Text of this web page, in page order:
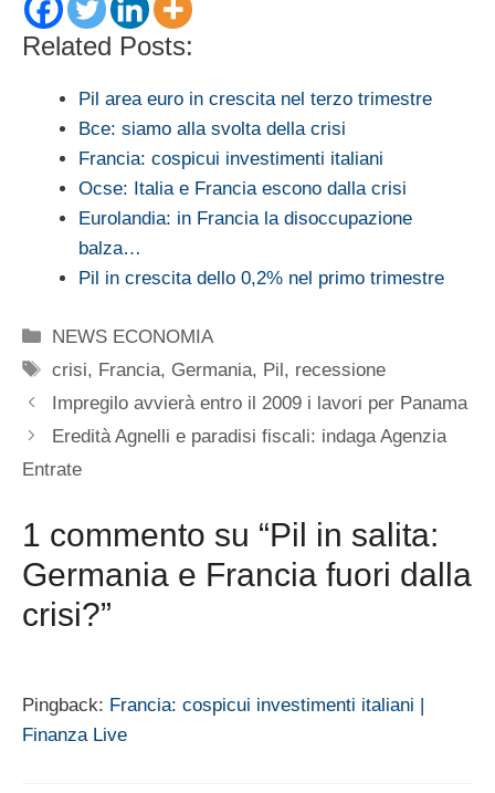
Related Posts:
Pil area euro in crescita nel terzo trimestre
Bce: siamo alla svolta della crisi
Francia: cospicui investimenti italiani
Ocse: Italia e Francia escono dalla crisi
Eurolandia: in Francia la disoccupazione
balza…
Pil in crescita dello 0,2% nel primo trimestre
Categorie
NEWS ECONOMIA
Tag
crisi, Francia, Germania, Pil, recessione
Impregilo avvierà entro il 2009 i lavori per Panama
Eredità Agnelli e paradisi fiscali: indaga Agenzia
Entrate
1 commento su “Pil in salita:
Germania e Francia fuori dalla
crisi?”
Pingback: Francia: cospicui investimenti italiani |
Finanza Live